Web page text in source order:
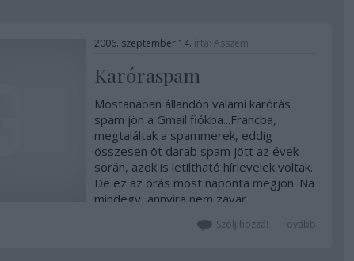
2006. szeptember 14. írta: Asszem
Karóraspam
Mostanában állandón valami karórás
spam jön a Gmail fiókba...Francba,
megtaláltak a spammerek, eddig
összesen öt darab spam jött az évek
során, azok is letiltható hírlevelek voltak.
De ez az órás most naponta megjön. Na
mindegy, annyira nem zavar,
Tovább
Szólj hozzá!